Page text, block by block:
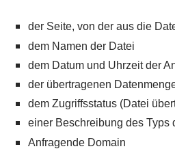
der Seite, von der aus die
dem Namen der Datei
dem Datum und Uhrzeit der
der übertragenen
dem Zugriffsstatus (Datei
einer Beschreibung des
Anfragende Domain